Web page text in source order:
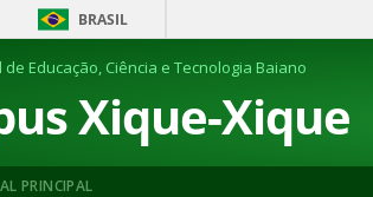
BRASIL
Educação, Ciência e Tecnologia Baiano
Xique-Xique
PRINCIPAL